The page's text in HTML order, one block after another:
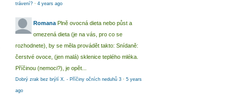
trávení? · 4 years ago
Romana Plně ovocná dieta nebo půst a
omezená dieta (je na vás, pro co se
rozhodnete), by se měla provádět takto: Snídaně:
čerstvé ovoce, (jen malá) sklenice teplého mléka.
Příčinou (nemoci?), je opět...
Dobrý zrak bez brýlí X. - Příčiny očních neduhů 3 · 5 years
ago